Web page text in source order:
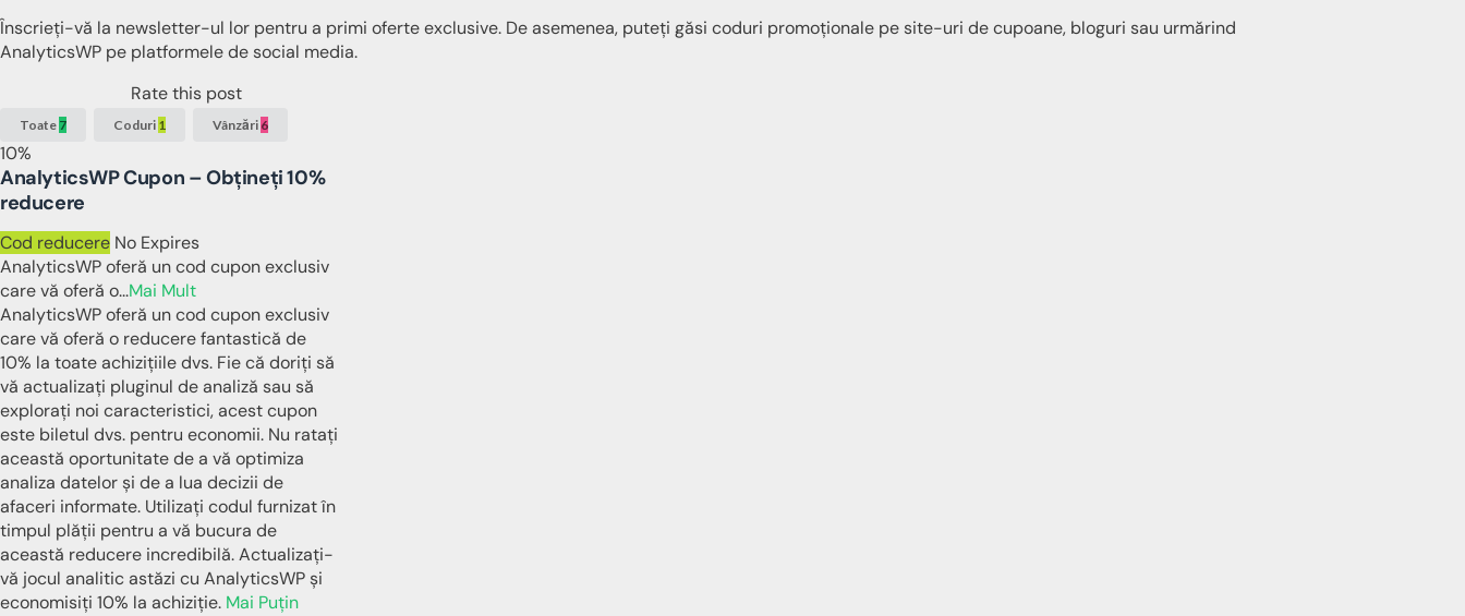
Înscrieți-vă la newsletter-ul lor pentru a primi oferte exclusive. De asemenea, puteți găsi coduri promoționale pe site-uri de cupoane, bloguri sau urmărind
AnalyticsWP pe platformele de social media.
Rate this post
Toate 7 Coduri 1 Vânzări 6
10%
AnalyticsWP Cupon – Obțineți 10%
reducere
Cod reducere No Expires
AnalyticsWP oferă un cod cupon exclusiv
care vă oferă o...Mai Mult
AnalyticsWP oferă un cod cupon exclusiv
care vă oferă o reducere fantastică de
10% la toate achizițiile dvs. Fie că doriți să
vă actualizați pluginul de analiză sau să
explorați noi caracteristici, acest cupon
este biletul dvs. pentru economii. Nu ratați
această oportunitate de a vă optimiza
analiza datelor și de a lua decizii de
afaceri informate. Utilizați codul furnizat în
timpul plății pentru a vă bucura de
această reducere incredibilă. Actualizați-
vă jocul analitic astăzi cu AnalyticsWP și
economisiți 10% la achiziție. Mai Puțin